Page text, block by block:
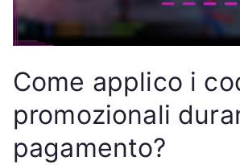
Come applico i
promozionali
pagamento?